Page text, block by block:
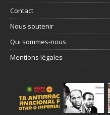
Contact
Nous soutenir
Qui sommes-nous
Mentions légales